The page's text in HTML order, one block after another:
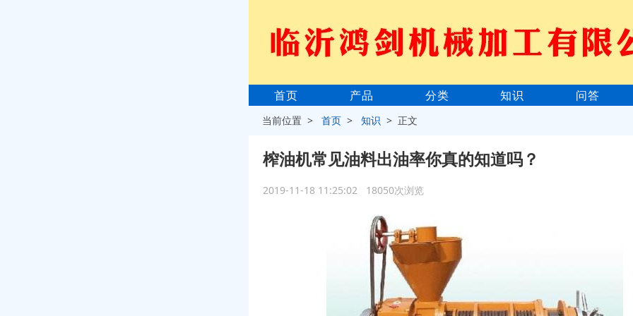
首页 产品 分类 知识 问答
当前位置 >首页 >知识 > 正文
榨油机常见油料出油率你真的知道吗？
2019-11-18 11:25:02 18050次浏览